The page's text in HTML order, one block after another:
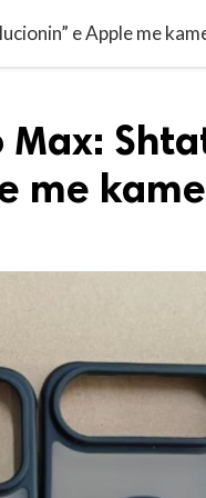
Max:
me